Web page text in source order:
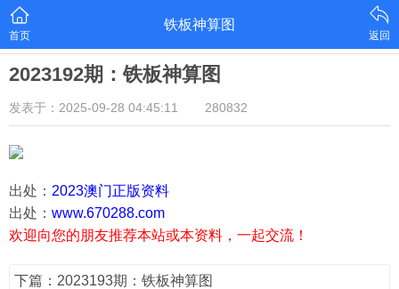
首页
铁板神算图
返回
2023192期：铁板神算图
发表于：2025-09-28 04:45:11 280832
出处： 2023澳门正版资料
出处： www.670288.com
欢迎向您的朋友推荐本站或本资料，一起交流！
下篇：2023193期：铁板神算图